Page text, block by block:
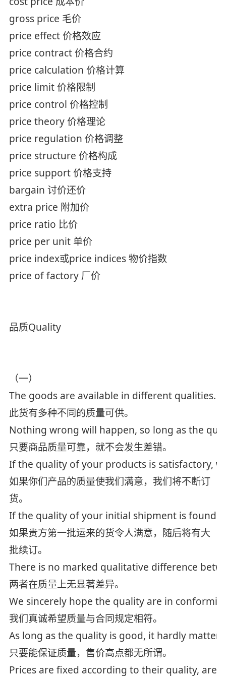
gross price 毛价
price effect 价格效应
price contract 价格合约
price calculation 价格计算
price limit 价格限制
price control 价格控制
price theory 价格理论
price regulation 价格调整
price structure 价格构成
price support 价格支持
bargain 讨价还价
extra price 附加价
price ratio 比价
price per unit 单价
price index或price indices 物价指数
price of factory 厂价
品质Quality
（一）
The goods are available in different qualities.
此货有多种不同的质量可供。
Nothing wrong will happen, so long as the
只要商品质量可靠，就不会发生差错。
If the quality of your products is satisfactory,
如果你们产品的质量使我们满意，我们将不断订
货。
If the quality of your initial shipment is found
如果贵方第一批运来的货令人满意，随后将有大
批续订。
There is no marked qualitative difference
两者在质量上无显著差异。
We sincerely hope the quality are in
我们真诚希望质量与合同规定相符。
As long as the quality is good, it hardly
只要能保证质量，售价高点都无所谓。
Prices are fixed according to their quality,